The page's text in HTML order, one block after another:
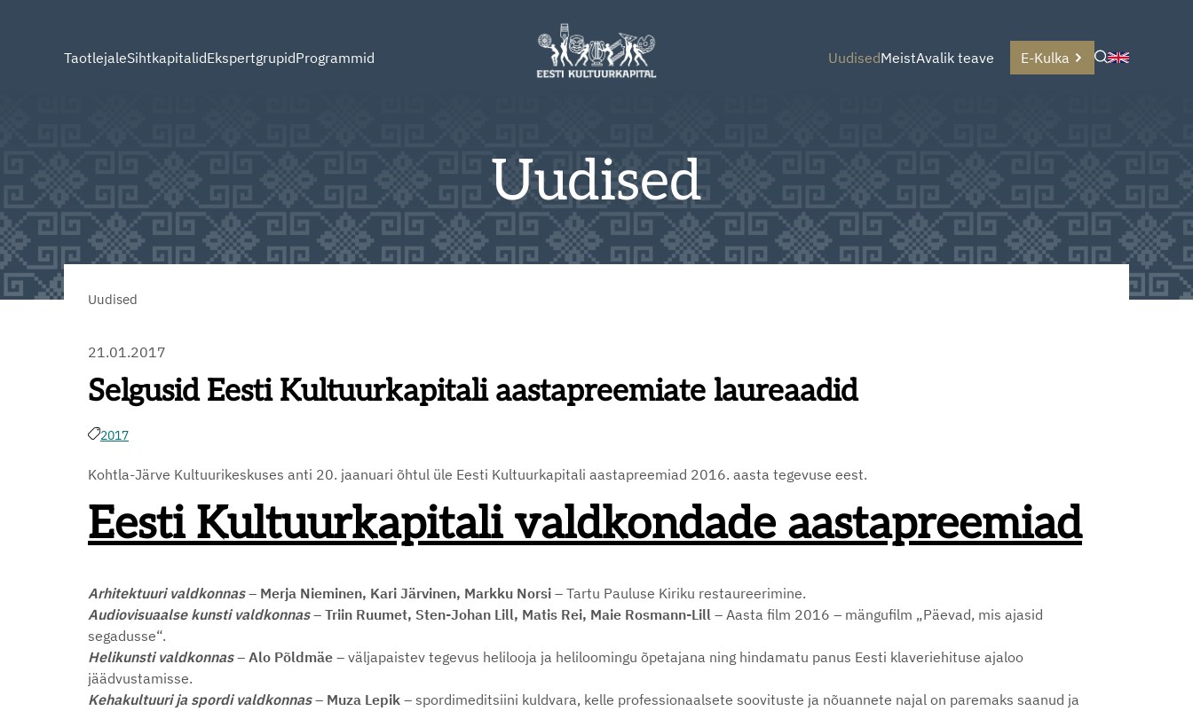
TaotlejaleSihtkapitalidEkspertgrupidProgrammid UudisedMeistAvalik teave E-Kulka
Uudised
Uudised
21.01.2017
Selgusid Eesti Kultuurkapitali aastapreemiate laureaadid
2017
Kohtla-Järve Kultuurikeskuses anti 20. jaanuari õhtul üle Eesti Kultuurkapitali aastapreemiad 2016. aasta tegevuse eest.
Eesti Kultuurkapitali valdkondade aastapreemiad
Arhitektuuri valdkonnas– Merja Nieminen, Kari Järvinen, Markku Norsi – Tartu Pauluse Kiriku restaureerimine.
Audiovisuaalse kunsti valdkonnas– Triin Ruumet, Sten-Johan Lill, Matis Rei, Maie Rosmann-Lill – Aasta film 2016 – mängufilm „Päevad, mis ajasid
segadusse“.
Helikunsti valdkonnas– Alo Põldmäe – väljapaistev tegevus helilooja ja heliloomingu õpetajana ning hindamatu panus Eesti klaveriehituse ajaloo
jäädvustamisse.
Kehakultuuri ja spordi valdkonnas– Muza Lepik – spordimeditsiini kuldvara, kelle professionaalsete soovituste ja nõuannete najal on paremaks saanud ja